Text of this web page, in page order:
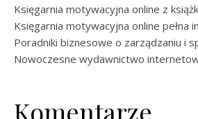
Księgarnia motywacyjna online z
Księgarnia motywacyjna online pełna
Poradniki biznesowe o zarządzaniu i
Nowoczesne wydawnictwo
Komentarze